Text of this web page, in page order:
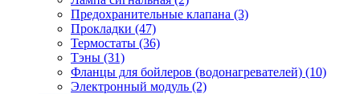
Предохранительные клапана (3)
Прокладки (47)
Термостаты (36)
Тэны (31)
Фланцы для бойлеров (водонагревателей) (10)
Электронный модуль (2)